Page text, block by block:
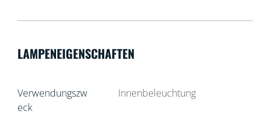
LAMPENEIGENSCHAFTEN
Verwendungszw
eck
Innenbeleuchtung